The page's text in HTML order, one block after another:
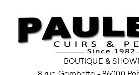
BOUTIQUE &